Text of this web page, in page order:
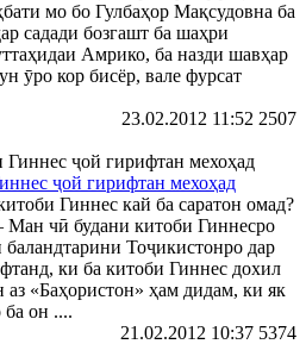
мо бо Гулбаҳор Мақсудовна ба
садади бозгашт ба шаҳри
Амрико, ба назди шавҳар
ӯро кор бисёр, вале фурсат
23.02.2012 11:52 2507
ҷой гирифтан мехоҳад
Гиннес кай ба саратон омад?
Ман чӣ будани китоби Гиннесро
Тоҷикистонро дар
ки ба китоби Гиннес дохил
«Баҳористон» ҳам дидам, ки як
он ....
21.02.2012 10:37 5374